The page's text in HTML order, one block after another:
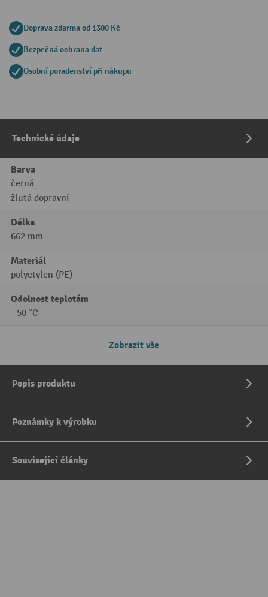
Doprava zdarma od 1300 Kč
Bezpečná ochrana dat
Osobní poradenství při nákupu
Technické údaje
Barva
černá
žlutá dopravní
Délka
662 mm
Materiál
polyetylen (PE)
Odolnost teplotám
- 50 °C
Zobrazit vše
Popis produktu
Poznámky k výrobku
Související články